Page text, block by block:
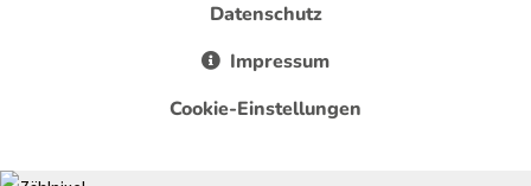
Datenschutz
Impressum
Cookie-Einstellungen